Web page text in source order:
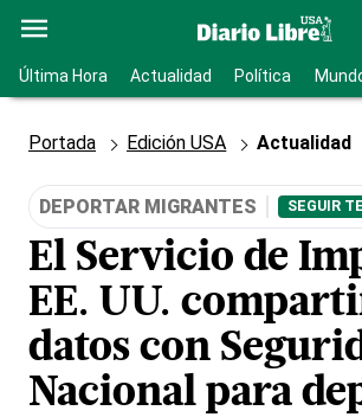
Última Hora Actualidad Política
Portada Edición USA Actualidad
DEPORTAR MIGRANTES SEGUIR
El Servicio de
EE. UU.
datos con
Nacional para